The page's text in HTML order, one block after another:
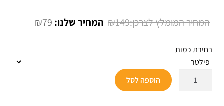
₪149
המחיר
היה:
₪149.
₪79 המחיר
הוא:
₪79.
בחירת כמות
הוספה לסל